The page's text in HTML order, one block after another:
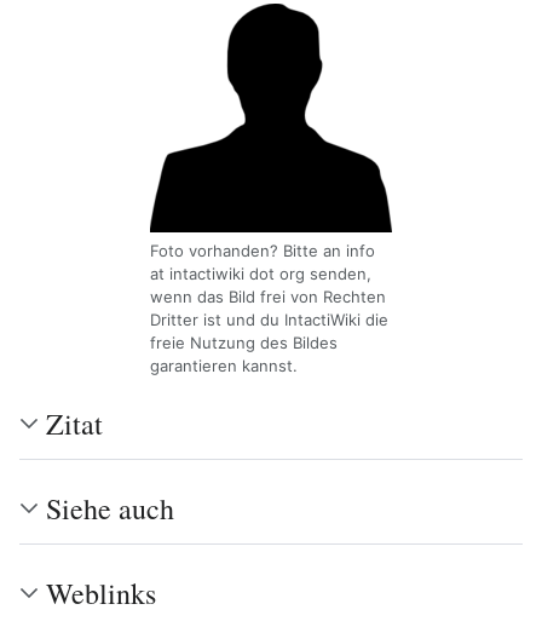
Foto vorhanden? Bitte an info
at intactiwiki dot org senden,
wenn das Bild frei von Rechten
Dritter ist und du IntactiWiki die
freie Nutzung des Bildes
garantieren kannst.
Zitat
Siehe auch
Weblinks